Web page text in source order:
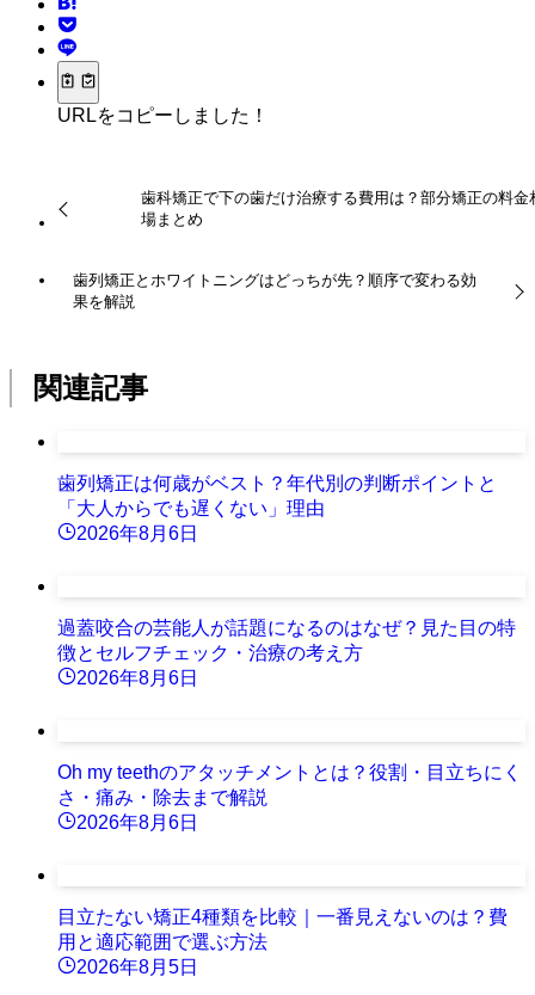
URLをコピーしました！
歯科矯正で下の歯だけ治療する費用は？部分矯正の料金
場まとめ
歯列矯正とホワイトニングはどっちが先？順序で変わる効
果を解説
関連記事
歯列矯正は何歳がベスト？年代別の判断ポイントと
「大人からでも遅くない」理由
2026年8月6日
過蓋咬合の芸能人が話題になるのはなぜ？見た目の特
徴とセルフチェック・治療の考え方
2026年8月6日
Oh my teethのアタッチメントとは？役割・目立ちにく
さ・痛み・除去まで解説
2026年8月6日
目立たない矯正4種類を比較｜一番見えないのは？費
用と適応範囲で選ぶ方法
2026年8月5日